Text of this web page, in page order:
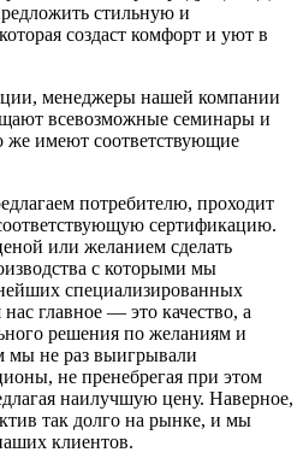
стильную и
создаст комфорт и уют в
менеджеры нашей компании
всевозможные семинары и
же имеют соответствующие
потребителю, проходит
сертификацию.
или желанием сделать
с которыми мы
специализированных
главное — это качество, а
решения по желаниям и
мы не раз выигрывали
не пренебрегая при этом
наилучшую цену. Наверное,
так долго на рынке, и мы
клиентов.